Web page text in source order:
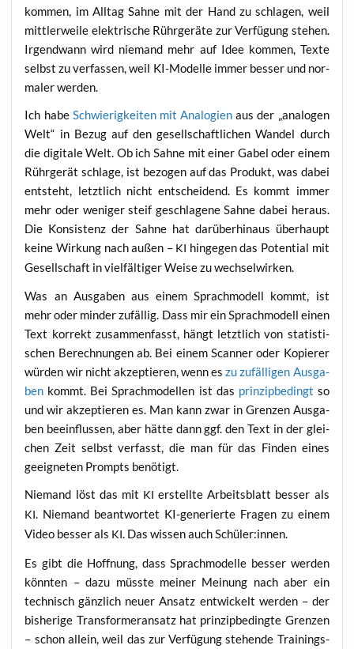
kom­men, im All­tag Sah­ne mit der Hand zu schla­gen, weil
mitt­ler­wei­le elek­tri­sche Rühr­ge­rä­te zur Ver­fü­gung ste­hen.
Irgend­wann wird nie­mand mehr auf Idee kom­men, Tex­te
selbst zu ver­fas­sen, weil KI-Model­le immer bes­ser und nor­
ma­ler werden.
Ich habe Schwie­rig­kei­ten mit Ana­lo­gien aus der „ana­lo­gen
Welt“ in Bezug auf den gesell­schaft­li­chen Wan­del durch
die digi­ta­le Welt. Ob ich Sah­ne mit einer Gabel oder einem
Rühr­ge­rät schla­ge, ist bezo­gen auf das Pro­dukt, was dabei
ent­steht, letzt­lich nicht ent­schei­dend. Es kommt immer
mehr oder weni­ger steif geschla­ge­ne Sah­ne dabei her­aus.
Die Kon­sis­tenz der Sah­ne hat dar­über­hin­aus über­haupt
kei­ne Wir­kung nach außen – KI hin­ge­gen das Poten­ti­al mit
Gesell­schaft in viel­fäl­ti­ger Wei­se zu wechselwirken.
Was an Aus­ga­ben aus einem Sprach­mo­dell kommt, ist
mehr oder min­der zufäl­lig. Dass mir ein Sprach­mo­dell einen
Text kor­rekt zusam­men­fasst, hängt letzt­lich von sta­tis­ti­
schen Berech­nun­gen ab. Bei einem Scan­ner oder Kopie­rer
wür­den wir nicht akzep­tie­ren, wenn eszu zufäl­li­gen Aus­ga­
ben kommt. Bei Sprach­mo­del­len ist das prin­zip­be­dingt so
und wir akzep­tie­ren es. Man kann zwar in Gren­zen Aus­ga­
ben beein­flus­sen, aber hät­te dann ggf. den Text in der glei­
chen Zeit selbst ver­fasst, die man für das Fin­den eines
geeig­ne­ten Prompts benötigt.
Nie­mand löst das mit KI erstell­te Arbeits­blatt bes­ser als
KI. Nie­mand beant­wor­tet KI-gene­rier­te Fra­gen zu einem
Video bes­ser als KI. Das wis­sen auch Schüler:innen.
Es gibt die Hoff­nung, dass Sprach­mo­del­le bes­ser wer­den
könn­ten – dazu müss­te mei­ner Mei­nung nach aber ein
tech­nisch gänz­lich neu­er Ansatz ent­wi­ckelt wer­den – der
bis­he­ri­ge Trans­for­mer­an­satz hat prin­zip­be­ding­te Gren­zen
– schon allein, weil das zur Ver­fü­gung ste­hen­de Trai­nings­